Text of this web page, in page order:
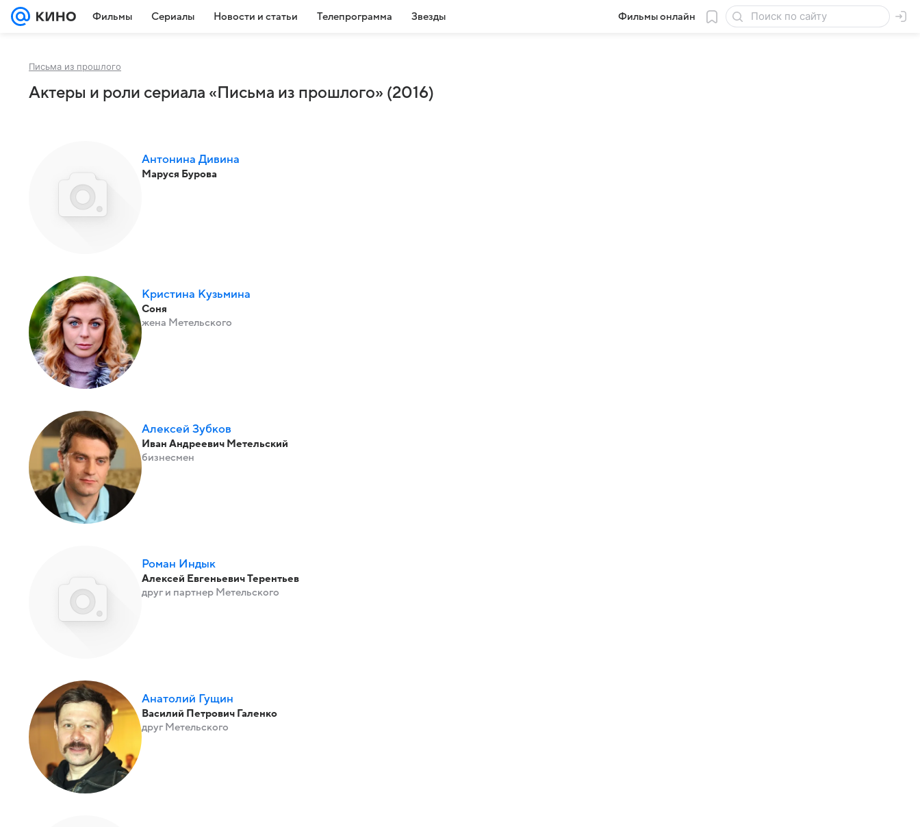
Фильмы Сериалы Новости и статьи Телепрограмма Звезды Фильмы онлайн
Письма из прошлого
Актеры и роли сериала «Письма из прошлого» (2016)
Антонина Дивина
Маруся Бурова
Кристина Кузьмина
Соня
жена Метельского
Алексей Зубков
Иван Андреевич Метельский
бизнесмен
Роман Индык
Алексей Евгеньевич Терентьев
друг и партнер Метельского
Анатолий Гущин
Василий Петрович Галенко
друг Метельского